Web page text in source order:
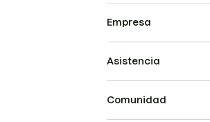
Empresa
Asistencia
Comunidad